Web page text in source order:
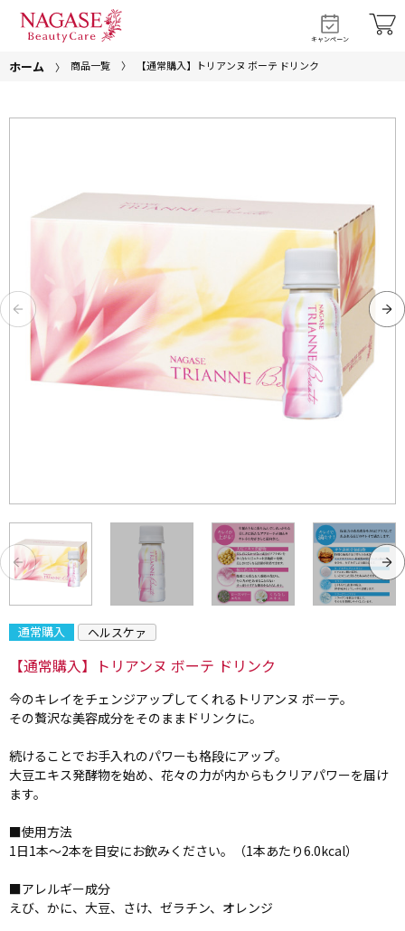
キャンペーン
ホーム 商品一覧 【通常購入】トリアンヌ ボーテ ドリンク
通常購入 ヘルスケァ
【通常購入】トリアンヌ ボーテ ドリンク
今のキレイをチェンジアップしてくれるトリアンヌ ボーテ。
その贅沢な美容成分をそのままドリンクに。
続けることでお手入れのパワーも格段にアップ。
大豆エキス発酵物を始め、花々の力が内からもクリアパワーを届け
ます。
■使用方法
1日1本～2本を目安にお飲みください。（1本あたり6.0kcal）
■アレルギー成分
えび、かに、大豆、さけ、ゼラチン、オレンジ